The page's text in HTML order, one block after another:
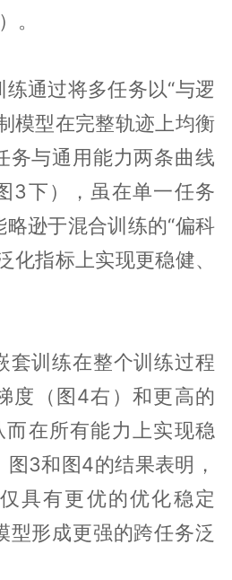
。
通过将多任务以“与逻
模型在完整轨迹上均衡
务与通用能力两条曲线
3下），虽在单一任务
逊于混合训练的“偏科
化指标上实现更稳健、
套训练在整个训练过程
度（图4右）和更高的
在所有能力上实现稳
3和图4的结果表明，
具有更优的优化稳定
型形成更强的跨任务泛